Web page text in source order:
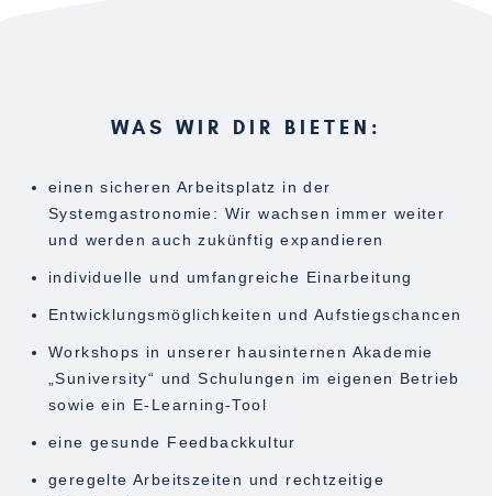
WAS WIR DIR BIETEN:
einen sicheren Arbeitsplatz in der
Systemgastronomie: Wir wachsen immer weiter
und werden auch zukünftig expandieren
individuelle und umfangreiche Einarbeitung
Entwicklungsmöglichkeiten und Aufstiegschancen
Workshops in unserer hausinternen Akademie
„Suniversity“ und Schulungen im eigenen Betrieb
sowie ein E-Learning-Tool
eine gesunde Feedbackkultur
geregelte Arbeitszeiten und rechtzeitige